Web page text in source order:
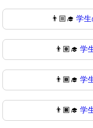
👨🏼‍🎓 学
👨🏽‍🎓 学
👨🏾‍🎓 学
👨🏿‍🎓 学